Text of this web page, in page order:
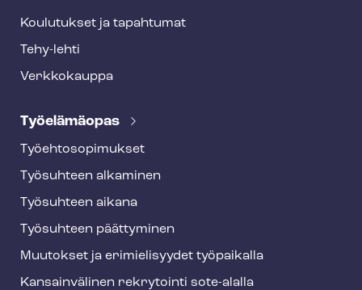
Koulutukset ja tapahtumat
Tehy-lehti
Verkkokauppa
Työelämäopas
Työ­eh­to­so­pi­muk­set
Työsuhteen alkaminen
Työsuhteen aikana
Työsuhteen päättyminen
Muutokset ja erimielisyydet työpaikalla
Kansainvälinen rekrytointi sote-alalla